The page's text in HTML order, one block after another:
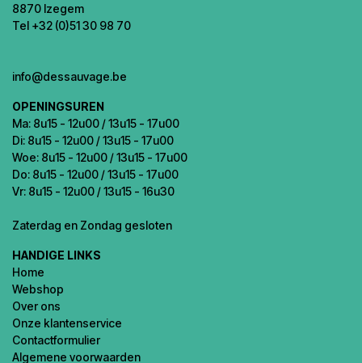
8870 Izegem
Tel +32 (0)51 30 98 70
info@dessauvage.be
OPENINGSUREN
Ma: 8u15 - 12u00 / 13u15 - 17u00
Di: 8u15 - 12u00 / 13u15 - 17u00
Woe: 8u15 - 12u00 / 13u15 - 17u00
Do: 8u15 - 12u00 / 13u15 - 17u00
Vr: 8u15 - 12u00 / 13u15 - 16u30
Zaterdag en Zondag gesloten
HANDIGE LINKS
Home
Webshop
Over ons
Onze klantenservice
Contactformulier
Algemene voorwaarden